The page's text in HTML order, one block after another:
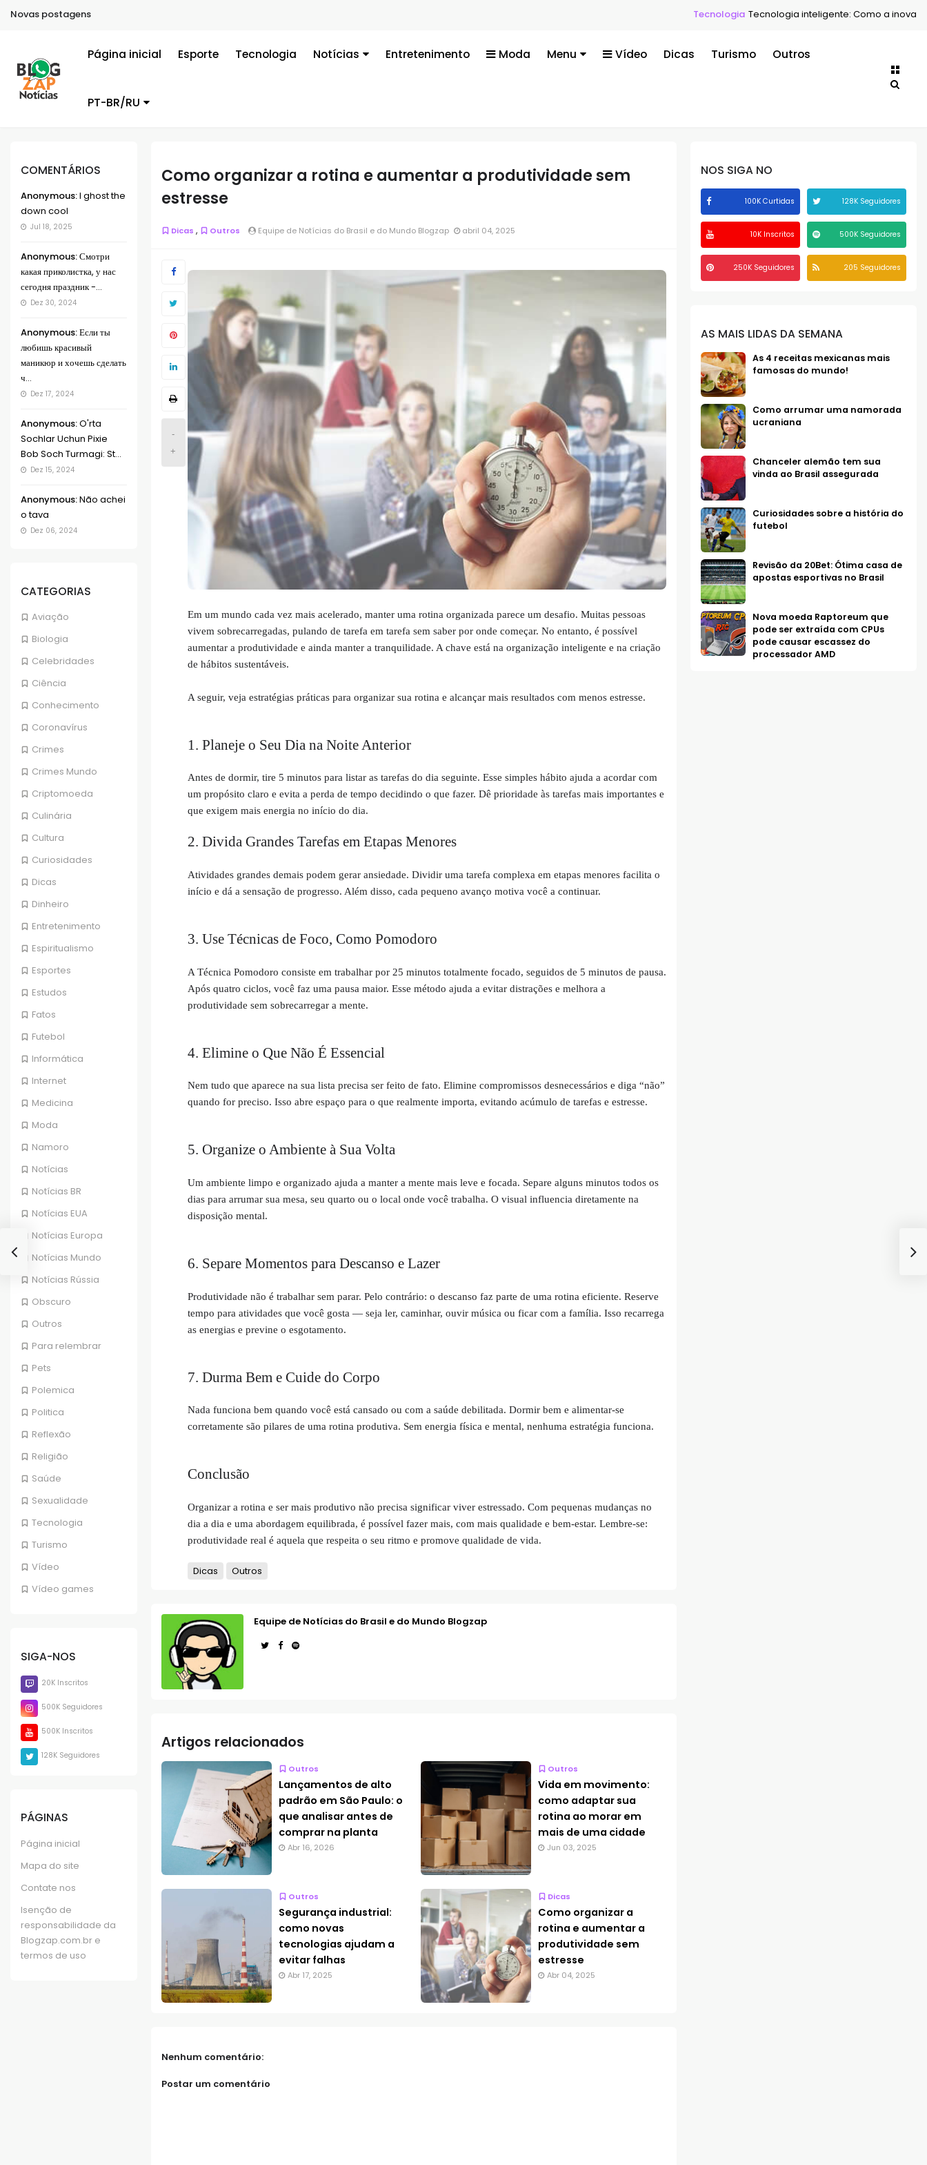
Tecnologia inteligente: Como a inovação está
Novas postagens
Página inicial Esporte Tecnologia Notícias Entretenimento Moda Menu Vídeo Dicas Turismo Outros
PT-BR/RU
COMENTÁRIOS
Anonymous:I ghost the
down cool
Jul 18, 2025
Anonymous:Смотри
какая приколистка, у нас
сегодня праздник -...
Dez 30, 2024
Anonymous:Если ты
любишь красивый
маникюр и хочешь сделать
ч...
Dez 17, 2024
Anonymous:O'rta
Sochlar Uchun Pixie
Bob Soch Turmagi: St...
Dez 15, 2024
Anonymous:Não achei
o tava
Dez 06, 2024
CATEGORIAS
Aviação
Biologia
Celebridades
Ciência
Conhecimento
Coronavírus
Crimes
Crimes Mundo
Criptomoeda
Culinária
Cultura
Curiosidades
Dicas
Dinheiro
Entretenimento
Espiritualismo
Esportes
Estudos
Fatos
Futebol
Informática
Internet
Medicina
Moda
Namoro
Notícias
Notícias BR
Notícias EUA
Notícias Europa
Notícias Mundo
Notícias Rússia
Obscuro
Outros
Para relembrar
Pets
Polemica
Politica
Reflexão
Religião
Saúde
Sexualidade
Tecnologia
Turismo
Vídeo
Vídeo games
SIGA-NOS
20K Inscritos
500K Seguidores
500K Inscritos
128K Seguidores
PÁGINAS
Página inicial
Mapa do site
Contate nos
Isenção de
responsabilidade da
Blogzap.com.br e
termos de uso
Como organizar a rotina e aumentar a produtividade sem
estresse
Dicas , Outros Equipe de Notícias do Brasil e do Mundo Blogzap abril 04, 2025
-
+
Em um mundo cada vez mais acelerado, manter uma rotina organizada parece um desafio. Muitas pessoas
vivem sobrecarregadas, pulando de tarefa em tarefa sem saber por onde começar. No entanto, é possível
aumentar a produtividade e ainda manter a tranquilidade. A chave está na organização inteligente e na criação
de hábitos sustentáveis.
A seguir, veja estratégias práticas para organizar sua rotina e alcançar mais resultados com menos estresse.
1. Planeje o Seu Dia na Noite Anterior
Antes de dormir, tire 5 minutos para listar as tarefas do dia seguinte. Esse simples hábito ajuda a acordar com
um propósito claro e evita a perda de tempo decidindo o que fazer. Dê prioridade às tarefas mais importantes e
que exigem mais energia no início do dia.
2. Divida Grandes Tarefas em Etapas Menores
Atividades grandes demais podem gerar ansiedade. Dividir uma tarefa complexa em etapas menores facilita o
início e dá a sensação de progresso. Além disso, cada pequeno avanço motiva você a continuar.
3. Use Técnicas de Foco, Como Pomodoro
A Técnica Pomodoro consiste em trabalhar por 25 minutos totalmente focado, seguidos de 5 minutos de pausa.
Após quatro ciclos, você faz uma pausa maior. Esse método ajuda a evitar distrações e melhora a
produtividade sem sobrecarregar a mente.
4. Elimine o Que Não É Essencial
Nem tudo que aparece na sua lista precisa ser feito de fato. Elimine compromissos desnecessários e diga “não”
quando for preciso. Isso abre espaço para o que realmente importa, evitando acúmulo de tarefas e estresse.
5. Organize o Ambiente à Sua Volta
Um ambiente limpo e organizado ajuda a manter a mente mais leve e focada. Separe alguns minutos todos os
dias para arrumar sua mesa, seu quarto ou o local onde você trabalha. O visual influencia diretamente na
disposição mental.
6. Separe Momentos para Descanso e Lazer
Produtividade não é trabalhar sem parar. Pelo contrário: o descanso faz parte de uma rotina eficiente. Reserve
tempo para atividades que você gosta — seja ler, caminhar, ouvir música ou ficar com a família. Isso recarrega
as energias e previne o esgotamento.
7. Durma Bem e Cuide do Corpo
Nada funciona bem quando você está cansado ou com a saúde debilitada. Dormir bem e alimentar-se
corretamente são pilares de uma rotina produtiva. Sem energia física e mental, nenhuma estratégia funciona.
Conclusão
Organizar a rotina e ser mais produtivo não precisa significar viver estressado. Com pequenas mudanças no
dia a dia e uma abordagem equilibrada, é possível fazer mais, com mais qualidade e bem-estar. Lembre-se:
produtividade real é aquela que respeita o seu ritmo e promove qualidade de vida.
Dicas Outros
Equipe de Notícias do Brasil e do Mundo Blogzap
Artigos relacionados
Outros
Lançamentos de alto
padrão em São Paulo: o
que analisar antes de
comprar na planta
Abr 16, 2026
Outros
Vida em movimento:
como adaptar sua
rotina ao morar em
mais de uma cidade
Jun 03, 2025
Outros
Segurança industrial:
como novas
tecnologias ajudam a
evitar falhas
Abr 17, 2025
Dicas
Como organizar a
rotina e aumentar a
produtividade sem
estresse
Abr 04, 2025
Nenhum comentário:
Postar um comentário
NOS SIGA NO
100K Curtidas 128K Seguidores
10K Inscritos 500K Seguidores
250K Seguidores 205 Seguidores
AS MAIS LIDAS DA SEMANA
As 4 receitas mexicanas mais
famosas do mundo!
Como arrumar uma namorada
ucraniana
Chanceler alemão tem sua
vinda ao Brasil assegurada
Curiosidades sobre a história do
futebol
Revisão da 20Bet: Ótima casa de
apostas esportivas no Brasil
Nova moeda Raptoreum que
pode ser extraída com CPUs
pode causar escassez do
processador AMD